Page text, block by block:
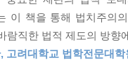
을 바꾼 세기의 판결들
나쁜 재판’을 통해 오늘을
이 책을 통해 법치주의
람직한 법적 제도의 방
고려대학교 법학전문대